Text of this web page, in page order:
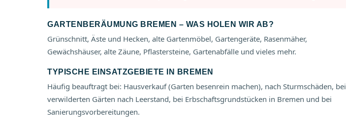
GARTENBERÄUMUNG BREMEN – WAS HOLEN WIR AB?
Grünschnitt, Äste und Hecken, alte Gartenmöbel, Gartengeräte, Rasenmäher,
Gewächshäuser, alte Zäune, Pflastersteine, Gartenabfälle und vieles mehr.
TYPISCHE EINSATZGEBIETE IN BREMEN
Häufig beauftragt bei: Hausverkauf (Garten besenrein machen), nach Sturmschäden, bei
verwilderten Gärten nach Leerstand, bei Erbschaftsgrundstücken in Bremen und bei
Sanierungsvorbereitungen.